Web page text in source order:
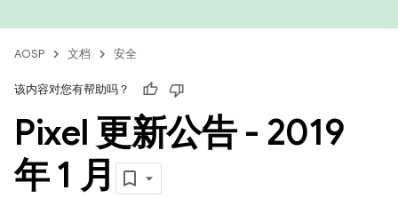
AOSP 文档 安全
该内容对您有帮助吗？
Pixel 更新公告 - 2019
年 1 月